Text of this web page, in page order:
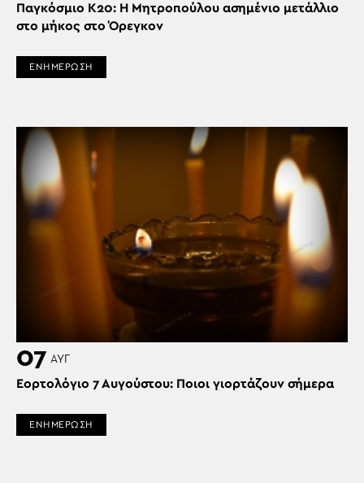
Παγκόσμιο Κ20: Η Μητροπούλου ασημένιο μετάλλιο
στο μήκος στο Όρεγκον
ΕΝΗΜΕΡΩΣΗ
07 ΑΥΓ
Εορτολόγιο 7 Αυγούστου: Ποιοι γιορτάζουν σήμερα
ΕΝΗΜΕΡΩΣΗ